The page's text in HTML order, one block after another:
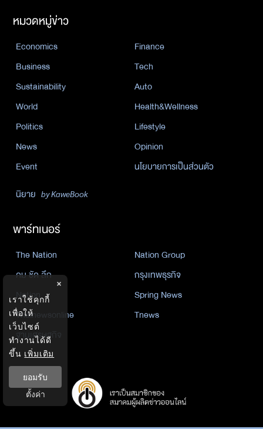
หมวดหมู่ข่าว
Economics
Finance
Business
Tech
Sustainability
Auto
World
Health&Wellness
Politics
Lifestyle
News
Opinion
Event
นโยบายการเป็นส่วนตัว
นิยาย by KaweBook
พาร์ทเนอร์
The Nation
Nation Group
คม ชัด ลึก
กรุงเทพธุรกิจ
Nation
Spring News
Thainewsonline
Tnews
ฐานเศรษฐกิจ
×
เราใช้คุกกี้
เพื่อให้
เว็บไซต์
ทำงานได้ดี
ขึ้น เพิ่มเติม
ยอมรับ
ตั้งค่า